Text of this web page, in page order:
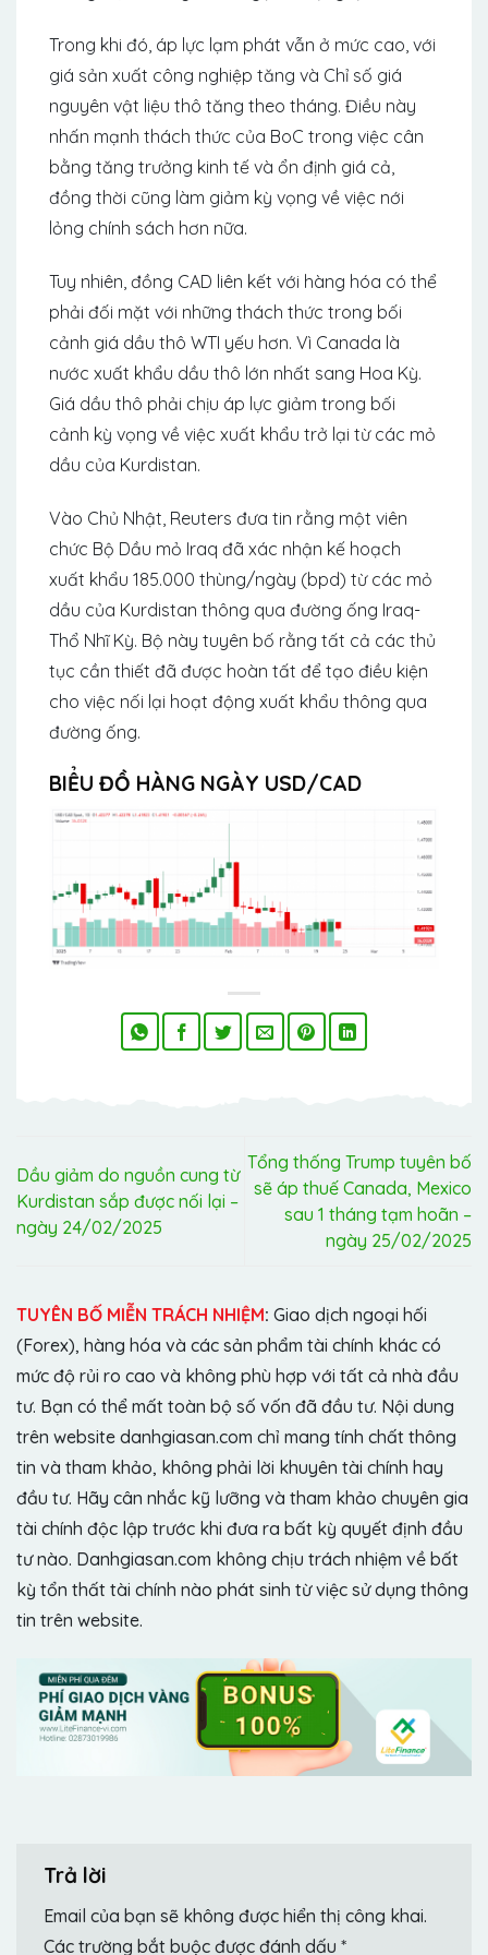
Trong khi đó, áp lực lạm phát vẫn ở mức cao, với
giá sản xuất công nghiệp tăng và Chỉ số giá
nguyên vật liệu thô tăng theo tháng. Điều này
nhấn mạnh thách thức của BoC trong việc cân
bằng tăng trưởng kinh tế và ổn định giá cả,
đồng thời cũng làm giảm kỳ vọng về việc nới
lỏng chính sách hơn nữa.
Tuy nhiên, đồng CAD liên kết với hàng hóa có thể
phải đối mặt với những thách thức trong bối
cảnh giá dầu thô WTI yếu hơn. Vì Canada là
nước xuất khẩu dầu thô lớn nhất sang Hoa Kỳ.
Giá dầu thô phải chịu áp lực giảm trong bối
cảnh kỳ vọng về việc xuất khẩu trở lại từ các mỏ
dầu của Kurdistan.
Vào Chủ Nhật, Reuters đưa tin rằng một viên
chức Bộ Dầu mỏ Iraq đã xác nhận kế hoạch
xuất khẩu 185.000 thùng/ngày (bpd) từ các mỏ
dầu của Kurdistan thông qua đường ống Iraq-
Thổ Nhĩ Kỳ. Bộ này tuyên bố rằng tất cả các thủ
tục cần thiết đã được hoàn tất để tạo điều kiện
cho việc nối lại hoạt động xuất khẩu thông qua
đường ống.
BIỂU ĐỒ HÀNG NGÀY USD/CAD
Dầu giảm do nguồn cung từ
Kurdistan sắp được nối lại –
ngày 24/02/2025
Tổng thống Trump tuyên bố
sẽ áp thuế Canada, Mexico
sau 1 tháng tạm hoãn –
ngày 25/02/2025
TUYÊN BỐ MIỄN TRÁCH NHIỆM: Giao dịch ngoại hối
(Forex), hàng hóa và các sản phẩm tài chính khác có
mức độ rủi ro cao và không phù hợp với tất cả nhà đầu
tư. Bạn có thể mất toàn bộ số vốn đã đầu tư. Nội dung
trên website danhgiasan.com chỉ mang tính chất thông
tin và tham khảo, không phải lời khuyên tài chính hay
đầu tư. Hãy cân nhắc kỹ lưỡng và tham khảo chuyên gia
tài chính độc lập trước khi đưa ra bất kỳ quyết định đầu
tư nào. Danhgiasan.com không chịu trách nhiệm về bất
kỳ tổn thất tài chính nào phát sinh từ việc sử dụng thông
tin trên website.
Trả lời
Email của bạn sẽ không được hiển thị công khai.
Các trường bắt buộc được đánh dấu *